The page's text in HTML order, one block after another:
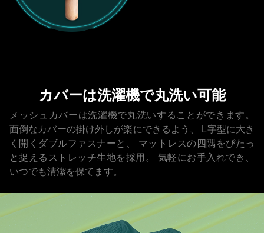
カバーは洗濯機で丸洗い可能
メッシュカバーは洗濯機で丸洗いすることができます。
面倒なカバーの掛け外しが楽にできるよう、
L字型に大き
く開くダブルファスナーと、
マットレスの四隅をぴたっ
と捉えるストレッチ生地を採用。
気軽にお手入れでき、
いつでも清潔を保てます。